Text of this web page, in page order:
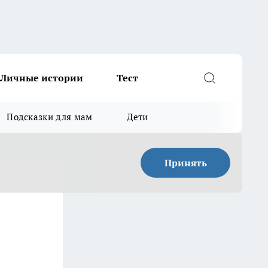
Личные истории Тест
Подсказки для мам Дети
Принять